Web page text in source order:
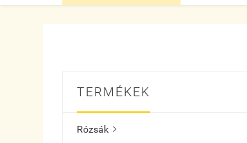
TERMÉKEK
Rózsák 